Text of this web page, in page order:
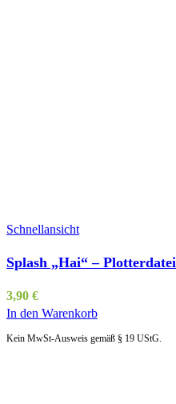
Schnellansicht
Splash „Hai“ – Plotterdatei
3,90 €
In den Warenkorb
Kein MwSt-Ausweis gemäß § 19 UStG.